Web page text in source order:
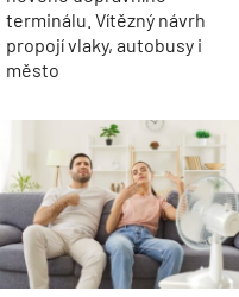
terminálu. Vítězný návrh
propojí vlaky, autobusy i
město